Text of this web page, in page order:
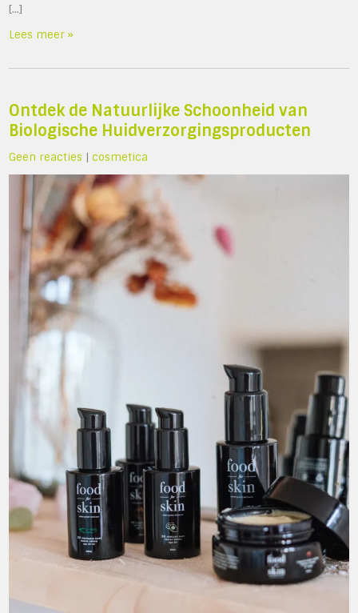
[…]
Lees meer »
Ontdek de Natuurlijke Schoonheid van
Biologische Huidverzorgingsproducten
Geen reacties |cosmetica